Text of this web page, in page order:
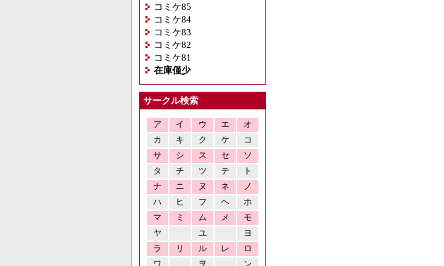
コミケ85
コミケ84
コミケ83
コミケ82
コミケ81
在庫僅少
サークル検索
ア イ ウ エ
オ
カ
キ ク ケ
コ
サ
シ ス セ
ソ
タ
チ ツ テ
ト
ナ
ニ ヌ ネ
ノ
ハ
ヒ フ ヘ
ホ
マ
ミ ム メ
モ
ヤ
ユ
ヨ
ラ
リ ル レ
ロ
ワ
ヲ ン